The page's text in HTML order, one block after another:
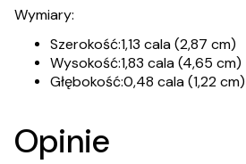
Wymiary:
Szerokość:1,13 cala (2,87 cm)
Wysokość:1,83 cala (4,65 cm)
Głębokość:0,48 cala (1,22 cm)
Opinie